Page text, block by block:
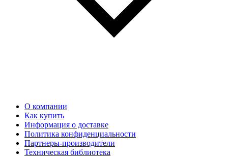
О компании
Как купить
Информация о доставке
Политика конфиденциальности
Партнеры-производители
Техническая библиотека